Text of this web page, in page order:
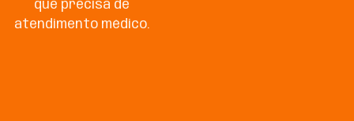
que precisa de
atendimento médico.